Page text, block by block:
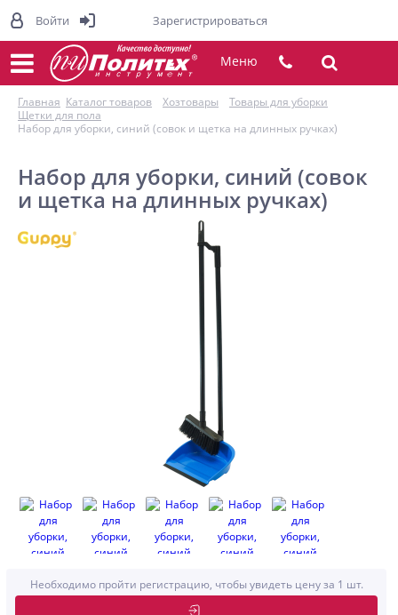
Меню
Главная Каталог товаров Хозтовары
Товары для уборки
Щетки для пола
Набор для уборки, синий (совок и щетка на длинных ручках)
Набор для уборки, синий (совок
и щетка на длинных ручках)
Необходимо пройти регистрацию, чтобы увидеть цену за 1 шт.
Войти Зарегистрироваться